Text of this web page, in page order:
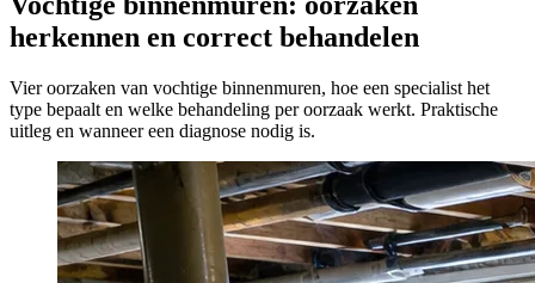
herkennen en correct behandelen
Vier oorzaken van vochtige binnenmuren, hoe een specialist het
type bepaalt en welke behandeling per oorzaak werkt. Praktische
uitleg en wanneer een diagnose nodig is.